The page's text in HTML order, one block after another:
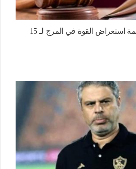
تأجيل محاكمة عاطل بتهمة استعراض القوة في المرج لـ 15